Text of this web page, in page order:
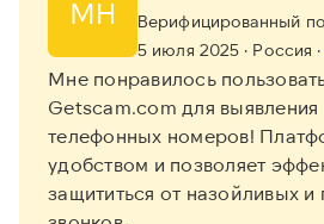
МН
Верифицированный
5 июля 2025 · Россия
Мне понравилось
Getscam.com для
телефонных номеров!
удобством и позволяет
защититься от назойливых